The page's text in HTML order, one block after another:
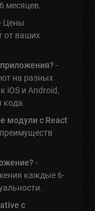
месяцев.
Цены
от ваших
-
на разных
iOS и Android,
кода.
модули с React
-
каждые 6-
с